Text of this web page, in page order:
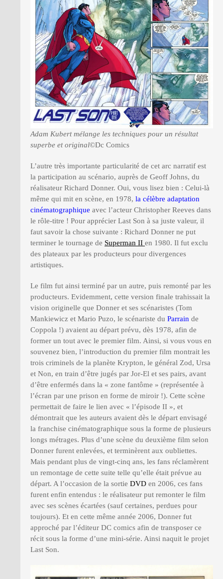
Adam Kubert mélange les techniques pour un résultat
superbe et original©Dc Comics
L’autre très importante particularité de cet arc narratif est
la participation au scénario, auprès de Geoff Johns, du
réalisateur Richard Donner. Oui, vous lisez bien : Celui-là
même qui mit en scène, en 1978, la célèbre adaptation
cinématographique avec l’acteur Christopher Reeves dans
le rôle-titre ! Pour apprécier Last Son à sa juste valeur, il
faut savoir la chose suivante : Richard Donner ne put
terminer le tournage de Superman II en 1980. Il fut exclu
des plateaux par les producteurs pour divergences
artistiques.
Le film fut ainsi terminé par un autre, puis remonté par les
producteurs. Evidemment, cette version finale trahissait la
vision originelle que Donner et ses scénaristes (Tom
Mankiewicz et Mario Puzo, le scénariste du Parrain de
Coppola !) avaient au départ prévu, dès 1978, afin de
former un tout avec le premier film. Ainsi, si vous vous en
souvenez bien, l’introduction du premier film montrait les
trois criminels de la planète Krypton, le général Zod, Ursa
et Non, en train d’être jugés par Jor-El et ses pairs, avant
d’être enfermés dans la « zone fantôme » (représentée à
l’écran par une prison en forme de miroir !). Cette scène
permettait de faire le lien avec « l’épisode II », et
démontrait que les auteurs avaient dès le départ envisagé
la franchise cinématographique sous la forme de plusieurs
longs métrages. Plus d’une scène du deuxième film selon
Donner furent enlevées, et terminèrent aux oubliettes.
Mais pendant plus de vingt-cinq ans, les fans réclamèrent
un remontage de cette suite telle qu’elle était prévue au
départ. A l’occasion de la sortie DVD en 2006, ces fans
furent enfin entendus : le réalisateur put remonter le film
avec ses scènes écartées (sauf certaines, perdues pour
toujours). Et en cette même année 2006, Donner fut
approché par l’éditeur DC comics afin de transposer ce
récit sous la forme d’une mini-série. Ainsi naquit le projet
Last Son.